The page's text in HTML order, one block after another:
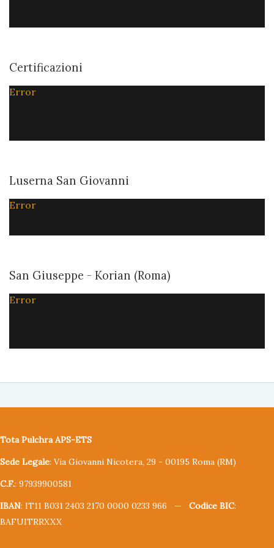
Certificazioni
Error
Luserna San Giovanni
Error
San Giuseppe - Korian (Roma)
Error
Tota Pulchra APS-ETS
Sede Legale: Via Giovanni Nicotera, 29 - 00195 Roma (RM)
C.F.: 97939900581
IBAN: IT11 B031 2403 2170 0000 0233 966 — Codice BIC:
BAFUITRRXXX